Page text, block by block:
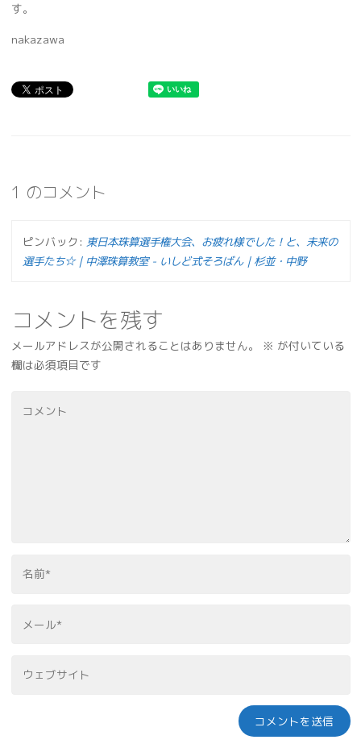
す。
nakazawa
1 のコメント
ピンバック: 東日本珠算選手権大会、お疲れ様でした！と、未来の
選手たち☆｜中澤珠算教室 - いしど式そろばん｜杉並・中野
コメントを残す
メールアドレスが公開されることはありません。 ※ が付いている
欄は必須項目です